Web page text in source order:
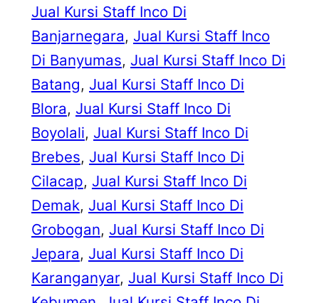
Jual Kursi Staff Inco Di
Banjarnegara, Jual Kursi Staff Inco
Di Banyumas, Jual Kursi Staff Inco Di
Batang, Jual Kursi Staff Inco Di
Blora, Jual Kursi Staff Inco Di
Boyolali, Jual Kursi Staff Inco Di
Brebes, Jual Kursi Staff Inco Di
Cilacap, Jual Kursi Staff Inco Di
Demak, Jual Kursi Staff Inco Di
Grobogan, Jual Kursi Staff Inco Di
Jepara, Jual Kursi Staff Inco Di
Karanganyar, Jual Kursi Staff Inco Di